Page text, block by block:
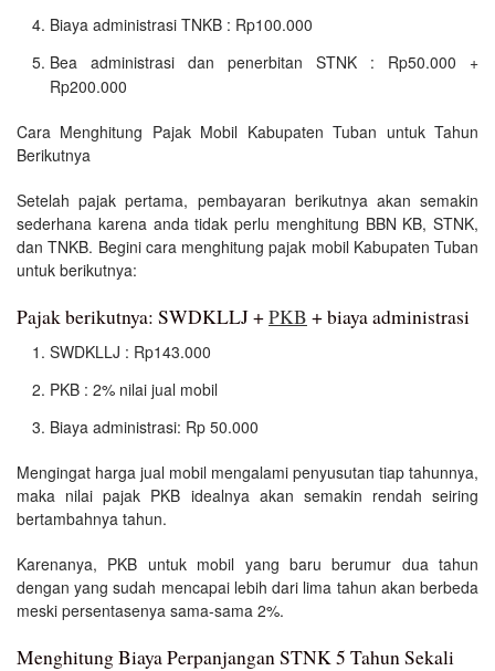
Biaya administrasi TNKB : Rp100.000
Bea administrasi dan penerbitan STNK : Rp50.000 +
Rp200.000
Cara Menghitung Pajak Mobil Kabupaten Tuban untuk Tahun
Berikutnya
Setelah pajak pertama, pembayaran berikutnya akan semakin
sederhana karena anda tidak perlu menghitung BBN KB, STNK,
dan TNKB. Begini cara menghitung pajak mobil Kabupaten Tuban
untuk berikutnya:
Pajak berikutnya: SWDKLLJ +PKB + biaya administrasi
SWDKLLJ : Rp143.000
PKB : 2% nilai jual mobil
Biaya administrasi: Rp 50.000
Mengingat harga jual mobil mengalami penyusutan tiap tahunnya,
maka nilai pajak PKB idealnya akan semakin rendah seiring
bertambahnya tahun.
Karenanya, PKB untuk mobil yang baru berumur dua tahun
dengan yang sudah mencapai lebih dari lima tahun akan berbeda
meski persentasenya sama-sama 2%.
Menghitung Biaya Perpanjangan STNK 5 Tahun Sekali